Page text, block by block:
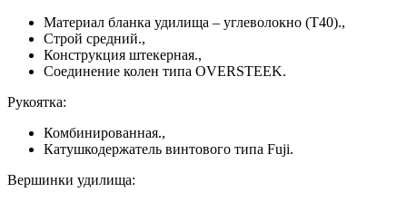
Материал бланка удилища – углеволокно (T40).,
Строй средний.,
Конструкция штекерная.,
Соединение колен типа OVERSTEEK.
Рукоятка:
Комбинированная.,
Катушкодержатель винтового типа Fuji.
Вершинки удилища: